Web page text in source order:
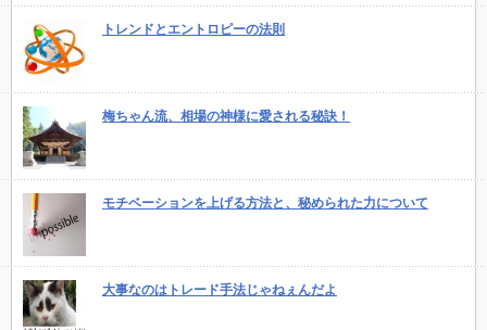
トレンドとエントロピーの法則
梅ちゃん流、相場の神様に愛される秘訣！
モチベーションを上げる方法と、秘められた力について
大事なのはトレード手法じゃねぇんだよ